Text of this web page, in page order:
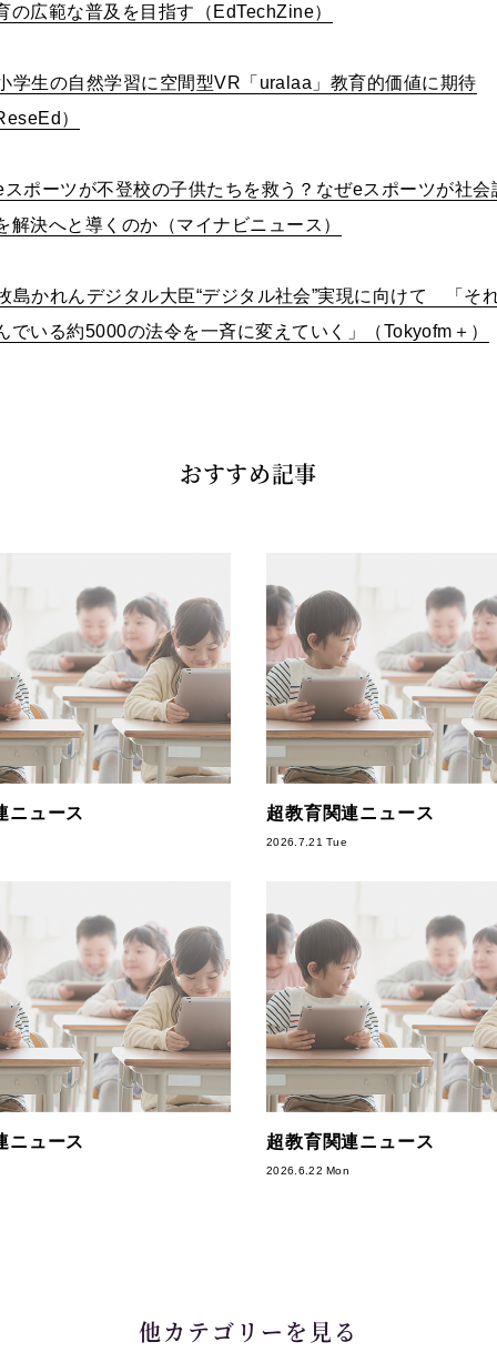
の広範な普及を目指す（ EdTechZine）
学生の自然学習に空間型VR 「 uralaa 」教育的価値に期待
）
スポーツが不登校の子供たちを救う？なぜeスポーツが社会
解決へと導くのか（マイナビニュース）
島かれんデジタル大臣“デジタル社会”実現に向けて 「そ
でいる約5000の法令を一斉に変えていく」（Tokyofm ＋）
おすすめ記事
ニュース 超教育関連ニュース
2026.7.21 Tue
ニュース 超教育関連ニュース
2026.6.22 Mon
他カテゴリーを見る